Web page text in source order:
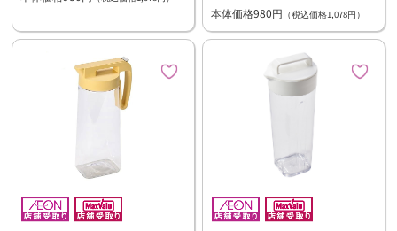
本体価格980円 （税込価格1,078円）